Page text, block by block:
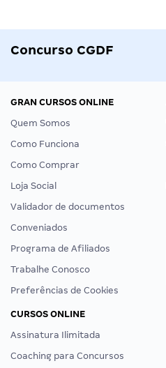
Concurso CGDF
GRAN CURSOS ONLINE
Quem Somos
Como Funciona
Como Comprar
Loja Social
Validador de documentos
Conveniados
Programa de Afiliados
Trabalhe Conosco
Preferências de Cookies
CURSOS ONLINE
Assinatura Ilimitada
Coaching para Concursos